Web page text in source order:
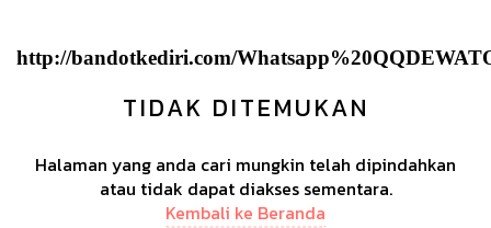
http://bandotkediri.com/
TIDAK DITEMUKAN
Halaman yang anda cari mungkin telah dipindahkan
atau tidak dapat diakses sementara.
Kembali ke Beranda